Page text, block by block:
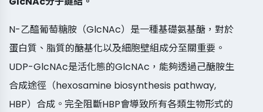
N-乙醯葡萄糖胺（GlcNAc）是一種基礎氨基醣，對於
蛋白質、脂質的醣基化以及細胞壁組成分至關重要。
UDP-GlcNAc是活化態的GlcNAc，能夠透過己醣胺生
合成途徑（hexosamine biosynthesis pathway,
HBP）合成。完全阻斷HBP會導致所有各類生物形式的